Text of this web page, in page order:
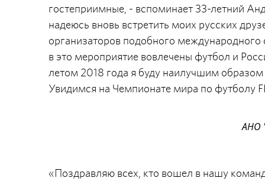
гостеприимные, - вспоминает 33-летний
надеюсь вновь встретить моих русских
организаторов подобного
в это мероприятие вовлечены футбол и
летом 2018 года я буду наилучшим
Увидимся на Чемпионате мира по футболу
АНО
«Поздравляю всех, кто вошел в нашу